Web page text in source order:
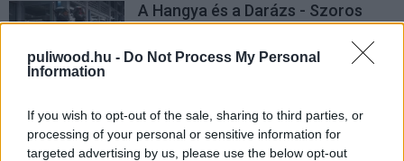
puliwood.hu - Do Not Process My Personal
Information
If you wish to opt-out of the sale, sharing to third parties, or
processing of your personal or sensitive information for
targeted advertising by us, please use the below opt-out
A Hangya és a Darázs - Szoros
kapcsolat lesz a Végtelen háború
eseményeivel
Keanu Reeves szuperhősnek
Hír | 2018.03.04 18:00